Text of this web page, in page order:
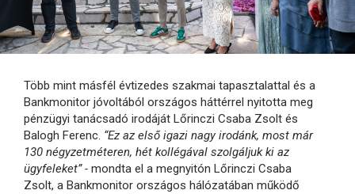
Több mint másfél évtizedes szakmai tapasztalattal és a
Bankmonitor jóvoltából országos háttérrel nyitotta meg
pénzügyi tanácsadó irodáját Lőrinczi Csaba Zsolt és
Balogh Ferenc. “Ez az első igazi nagy irodánk, most már
130 négyzetméteren, hét kollégával szolgáljuk ki az
ügyfeleket” - mondta el a megnyitón Lőrinczi Csaba
Zsolt, a Bankmonitor országos hálózatában működő